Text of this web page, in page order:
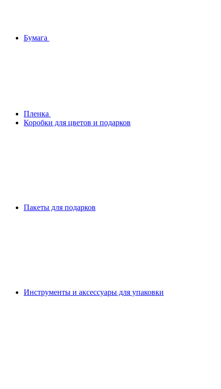
Бумага
Плeнка
Коробки для цветов и подарков
Пакеты для подарков
Инструменты и аксессуары для упаковки